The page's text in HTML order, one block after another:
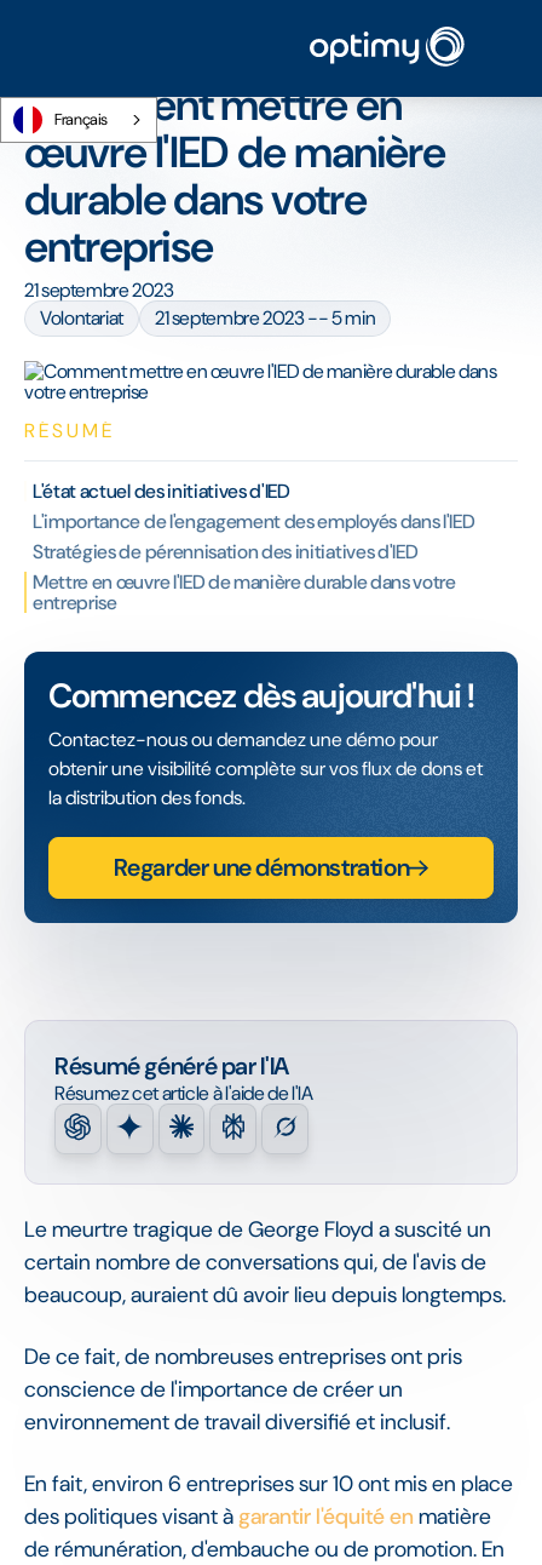
Français
Comment mettre en œuvre l'IED de manière durable dans
Comment mettre en
œuvre l'IED de manière
durable dans votre
entreprise
21 septembre 2023
Volontariat
21 septembre 2023 -- 5 min
Résumé généré par l'IA
Résumez cet article à l'aide de l'IA
Le meurtre tragique de George Floyd a suscité un
certain nombre de conversations qui, de l'avis de
beaucoup, auraient dû avoir lieu depuis longtemps.
De ce fait, de nombreuses entreprises ont pris
conscience de l'importance de créer un
environnement de travail diversifié et inclusif.
En fait, environ 6 entreprises sur 10 ont mis en place
des politiques visant à garantir l'équité en matière
de rémunération, d'embauche ou de promotion. En
RÉSUMÉ
L'état actuel des initiatives d'IED
L'importance de l'engagement des employés dans l'IED
Stratégies de pérennisation des initiatives d'IED
Mettre en œuvre l'IED de manière durable dans votre
entreprise
Commencez dès aujourd'hui !
Contactez-nous ou demandez une démo pour
obtenir une visibilité complète sur vos flux de dons et
la distribution des fonds.
Regarder une démonstration